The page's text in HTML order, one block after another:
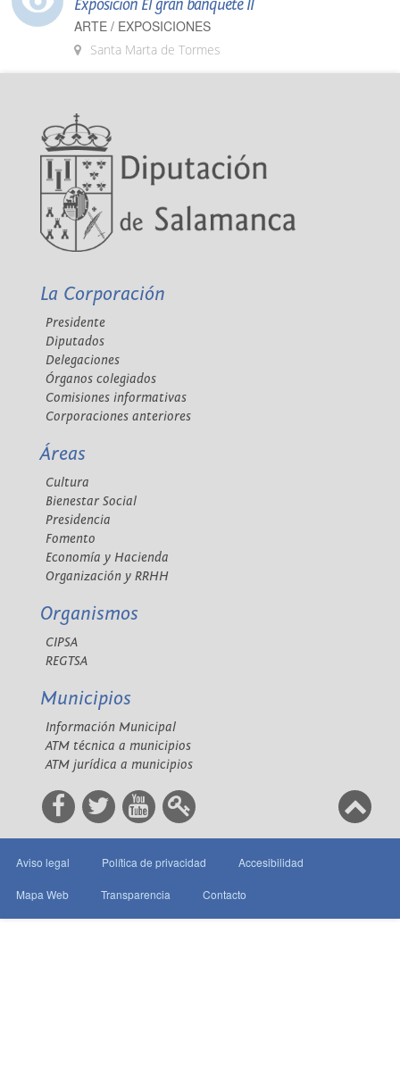
Exposición El gran banquete II
ARTE / EXPOSICIONES
Santa Marta de Tormes
La Corporación
Presidente
Diputados
Delegaciones
Órganos colegiados
Comisiones informativas
Corporaciones anteriores
Áreas
Cultura
Bienestar Social
Presidencia
Fomento
Economía y Hacienda
Organización y RRHH
Organismos
CIPSA
REGTSA
Municipios
Información Municipal
ATM técnica a municipios
ATM jurídica a municipios
Aviso legal Política de privacidad Accesibilidad
Mapa Web Transparencia Contacto